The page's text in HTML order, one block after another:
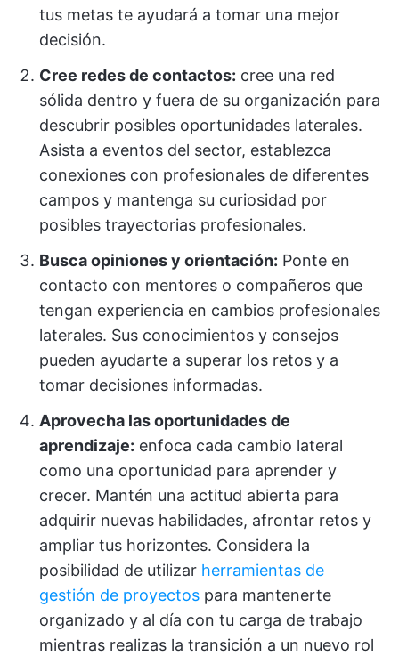
tus metas te ayudará a tomar una mejor
decisión.
Cree redes de contactos: cree una red
sólida dentro y fuera de su organización para
descubrir posibles oportunidades laterales.
Asista a eventos del sector, establezca
conexiones con profesionales de diferentes
campos y mantenga su curiosidad por
posibles trayectorias profesionales.
Busca opiniones y orientación: Ponte en
contacto con mentores o compañeros que
tengan experiencia en cambios profesionales
laterales. Sus conocimientos y consejos
pueden ayudarte a superar los retos y a
tomar decisiones informadas.
Aprovecha las oportunidades de
aprendizaje: enfoca cada cambio lateral
como una oportunidad para aprender y
crecer. Mantén una actitud abierta para
adquirir nuevas habilidades, afrontar retos y
ampliar tus horizontes. Considera la
posibilidad de utilizar herramientas de
gestión de proyectos para mantenerte
organizado y al día con tu carga de trabajo
mientras realizas la transición a un nuevo rol